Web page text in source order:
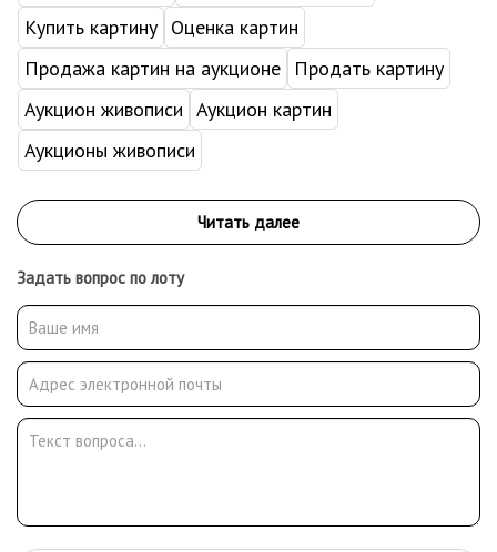
Купить картину Оценка картин
Продажа картин на аукционе
Продать картину
Аукцион живописи Аукцион картин
Аукционы живописи
Задать вопрос по лоту